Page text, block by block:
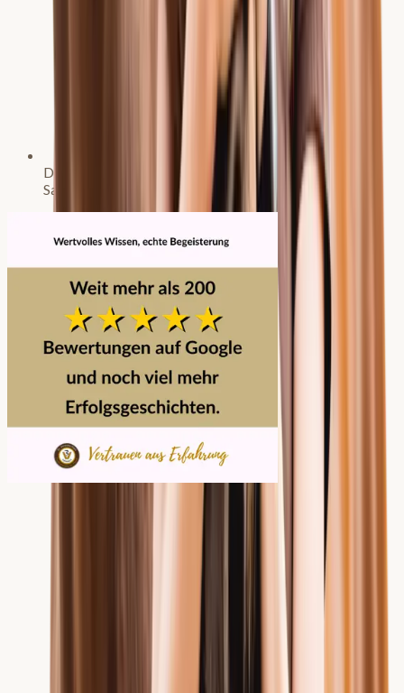
Dozentin für Fernuniversitäten und den
Sachkundelehrgang Pferdehaltung